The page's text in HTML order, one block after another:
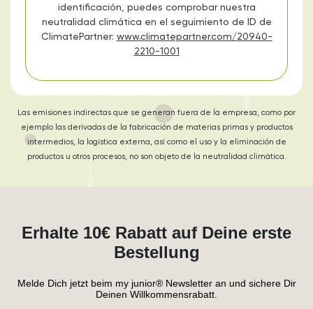
identificación, puedes comprobar nuestra
neutralidad climática en el seguimiento de ID de
ClimatePartner: www.climatepartner.com/20940-
2210-1001
Las emisiones indirectas que se generan fuera de la empresa, como por
ejemplo las derivadas de la fabricación de materias primas y productos
intermedios, la logística externa, así como el uso y la eliminación de
productos u otros procesos, no son objeto de la neutralidad climática.
Erhalte 10€ Rabatt auf Deine erste
Bestellung
Melde Dich jetzt beim my junior® Newsletter an und sichere Dir
Deinen Willkommensrabatt.